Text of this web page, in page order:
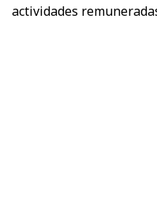
actividades